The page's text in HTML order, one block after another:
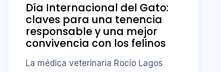
Día Internacional del Gato:
claves para una tenencia
responsable y una mejor
convivencia con los felinos
La médica veterinaria Rocío Lagos